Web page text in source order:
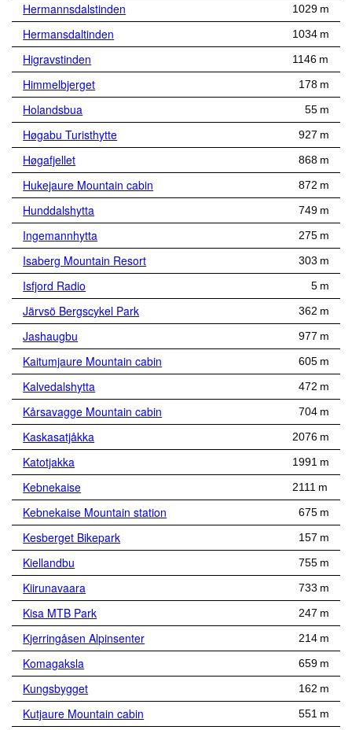
Hermannsdalstinden 1029 m
Hermansdaltinden 1034 m
Higravstinden 1146 m
Himmelbjerget 178 m
Holandsbua 55 m
Høgabu Turisthytte 927 m
Høgafjellet 868 m
Hukejaure Mountain cabin 872 m
Hunddalshytta 749 m
Ingemannhytta 275 m
Isaberg Mountain Resort 303 m
Isfjord Radio 5 m
Järvsö Bergscykel Park 362 m
Jashaugbu 977 m
Kaitumjaure Mountain cabin 605 m
Kalvedalshytta 472 m
Kårsavagge Mountain cabin 704 m
Kaskasatjåkka 2076 m
Katotjakka 1991 m
Kebnekaise 2111 m
Kebnekaise Mountain station 675 m
Kesberget Bikepark 157 m
Kiellandbu 755 m
Kiirunavaara 733 m
Kisa MTB Park 247 m
Kjerringåsen Alpinsenter 214 m
Komagaksla 659 m
Kungsbygget 162 m
Kutjaure Mountain cabin 551 m